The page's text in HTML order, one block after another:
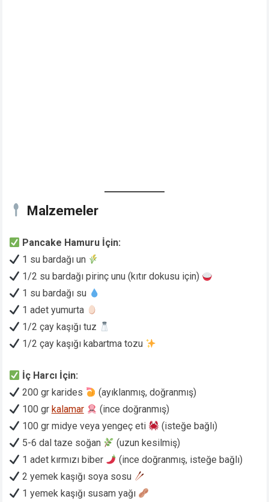
Malzemeler
Pancake Hamuru İçin:
1 su bardağı un
1/2 su bardağı pirinç unu (kıtır dokusu için)
1 su bardağı su
1 adet yumurta
1/2 çay kaşığı tuz
1/2 çay kaşığı kabartma tozu
İç Harcı İçin:
200 gr karides
(ayıklanmış, doğranmış)
100 gr kalamar
(ince doğranmış)
100 gr midye veya yengeç eti
(isteğe bağlı)
5-6 dal taze soğan
(uzun kesilmiş)
1 adet kırmızı biber
(ince doğranmış, isteğe bağlı)
2 yemek kaşığı soya sosu
1 yemek kaşığı susam yağı